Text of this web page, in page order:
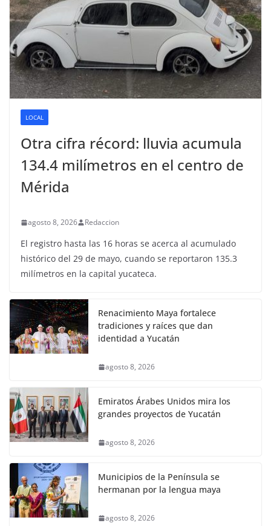
LOCAL
Otra cifra récord: lluvia acumula
134.4 milímetros en el centro de
Mérida
agosto 8, 2026 Redaccion
El registro hasta las 16 horas se acerca al acumulado
histórico del 29 de mayo, cuando se reportaron 135.3
milímetros en la capital yucateca.
Renacimiento Maya fortalece
tradiciones y raíces que dan
identidad a Yucatán
agosto 8, 2026
Emiratos Árabes Unidos mira los
grandes proyectos de Yucatán
agosto 8, 2026
Municipios de la Península se
hermanan por la lengua maya
agosto 8, 2026